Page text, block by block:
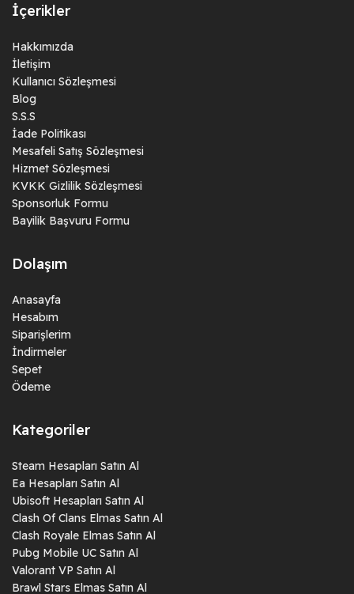
İçerikler
Hakkımızda
İletişim
Kullanıcı Sözleşmesi
Blog
S.S.S
İade Politikası
Mesafeli Satış Sözleşmesi
Hizmet Sözleşmesi
KVKK Gizlilik Sözleşmesi
Sponsorluk Formu
Bayilik Başvuru Formu
Dolaşım
Anasayfa
Hesabım
Siparişlerim
İndirmeler
Sepet
Ödeme
Kategoriler
Steam Hesapları Satın Al
Ea Hesapları Satın Al
Ubisoft Hesapları Satın Al
Clash Of Clans Elmas Satın Al
Clash Royale Elmas Satın Al
Pubg Mobile UC Satın Al
Valorant VP Satın Al
Brawl Stars Elmas Satın Al